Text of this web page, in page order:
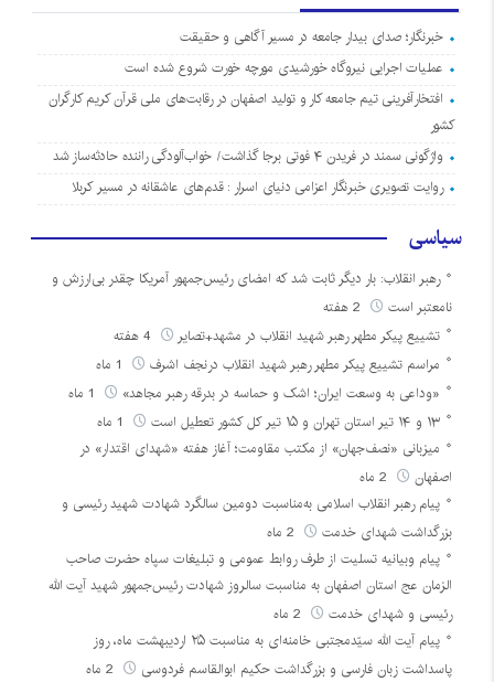
خبرنگار؛ صدای بیدار جامعه در مسیر آگاهی و حقیقت
عملیات اجرایی نیروگاه خورشیدی مورچه خورت شروع شده است
افتخارآفرینی تیم جامعه کار و تولید اصفهان در رقابت‌های ملی قرآن کریم کارگران
کشور
واژگونی سمند در فریدن ۴ فوتی برجا گذاشت/ خواب‌آلودگی راننده حادثه‌ساز شد
روایت تصویری خبرنگار اعزامی دنیای اسرار : قدم‌های عاشقانه در مسیر کربلا
سیاسی
رهبر انقلاب: بار دیگر ثابت شد که امضای رئیس‌جمهور آمریکا چقدر بی‌ارزش و
نامعتبر است
تشییع پیکر مطهر رهبر شهید انقلاب در مشهد+تصایر
مراسم تشییع پیکر مطهر رهبر شهید انقلاب درنجف اشرف
«وداعی به وسعت ایران؛ اشک و حماسه در بدرقه رهبر مجاهد»
۱۳ و ۱۴ تیر استان تهران و ۱۵ تیر کل کشور تعطیل است
میزبانی «نصف‌جهان» از مکتب مقاومت؛ آغاز هفته «شهدای اقتدار» در
اصفهان
پیام رهبر انقلاب اسلامی به‌مناسبت دومین سالگرد شهادت شهید رئیسی و
بزرگداشت شهدای خدمت
پیام وبیانیه تسلیت از طرف روابط عمومی و تبلیغات سپاه حضرت صاحب
الزمان عج استان اصفهان به مناسبت سالروز شهادت رئیس‌جمهور شهید آیت الله
رئیسی و شهدای خدمت
پیام آیت الله سیّدمجتبی خامنه‌ای به مناسبت ۲۵ اردیبهشت ماه، روز
پاسداشت زبان فارسی و بزرگداشت حکیم ابوالقاسم فردوسی